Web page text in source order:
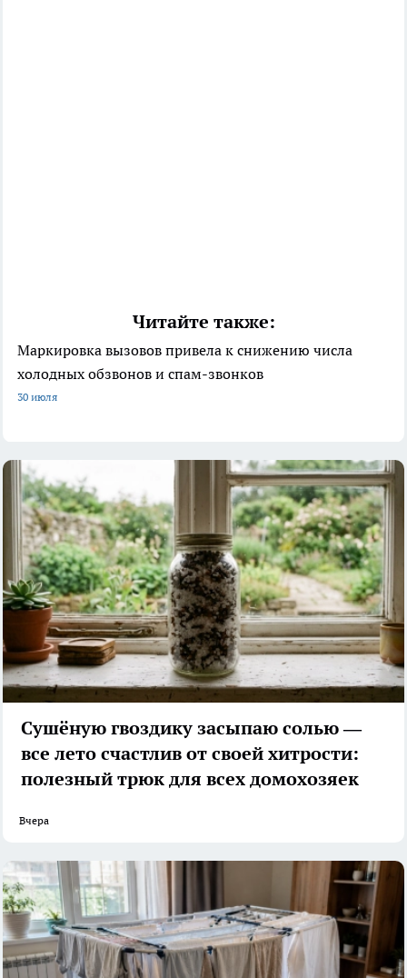
Читайте также:
Маркировка вызовов привела к снижению числа
холодных обзвонов и спам-звонков
30 июля
Сушёную гвоздику засыпаю солью —
все лето счастлив от своей хитрости:
полезный трюк для всех домохозяек
Вчера